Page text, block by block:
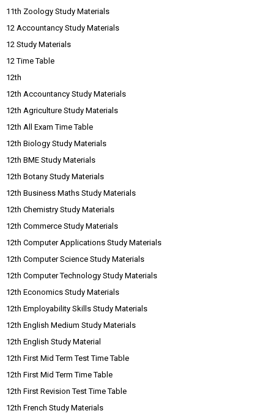
11th Zoology Study Materials
12 Accountancy Study Materials
12 Study Materials
12 Time Table
12th
12th Accountancy Study Materials
12th Agriculture Study Materials
12th All Exam Time Table
12th Biology Study Materials
12th BME Study Materials
12th Botany Study Materials
12th Business Maths Study Materials
12th Chemistry Study Materials
12th Commerce Study Materials
12th Computer Applications Study Materials
12th Computer Science Study Materials
12th Computer Technology Study Materials
12th Economics Study Materials
12th Employability Skills Study Materials
12th English Medium Study Materials
12th English Study Material
12th First Mid Term Test Time Table
12th First Mid Term Time Table
12th First Revision Test Time Table
12th French Study Materials